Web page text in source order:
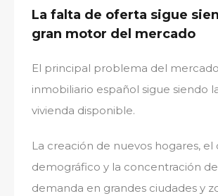
La falta de oferta sigue
gran motor del mercado
El principal problema del mercado
inmobiliario español sigue siendo
vivienda disponible.
La creación de nuevos hogares,
demográfico y la concentración
demanda en grandes ciudades y